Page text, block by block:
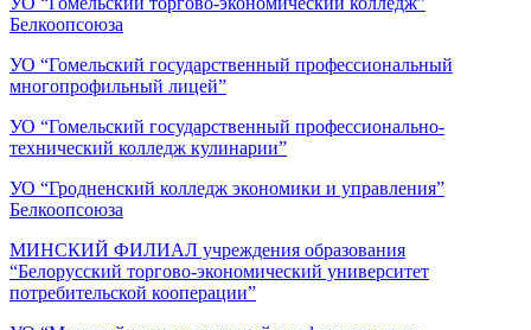
Белкоопсоюза
УО “Гомельский государственный профессиональный
многопрофильный лицей”
УО “Гомельский государственный профессионально-
технический колледж кулинарии”
УО “Гродненский колледж экономики и управления”
Белкоопсоюза
МИНСКИЙ ФИЛИАЛ учреждения образования
“Белорусский торгово-экономический университет
потребительской кооперации”